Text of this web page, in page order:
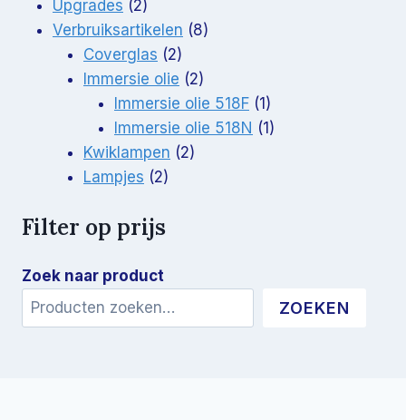
Upgrades 22
producten
Verbruiksartikelen 88
Coverglas 22
producten
Immersie olie 22
producten
Immersie olie 518F 1 1
product
Immersie olie 518N 1 1
Kwiklampen 22
Lampjes 22
Filter op prijs
Zoek naar product
ZOEKEN